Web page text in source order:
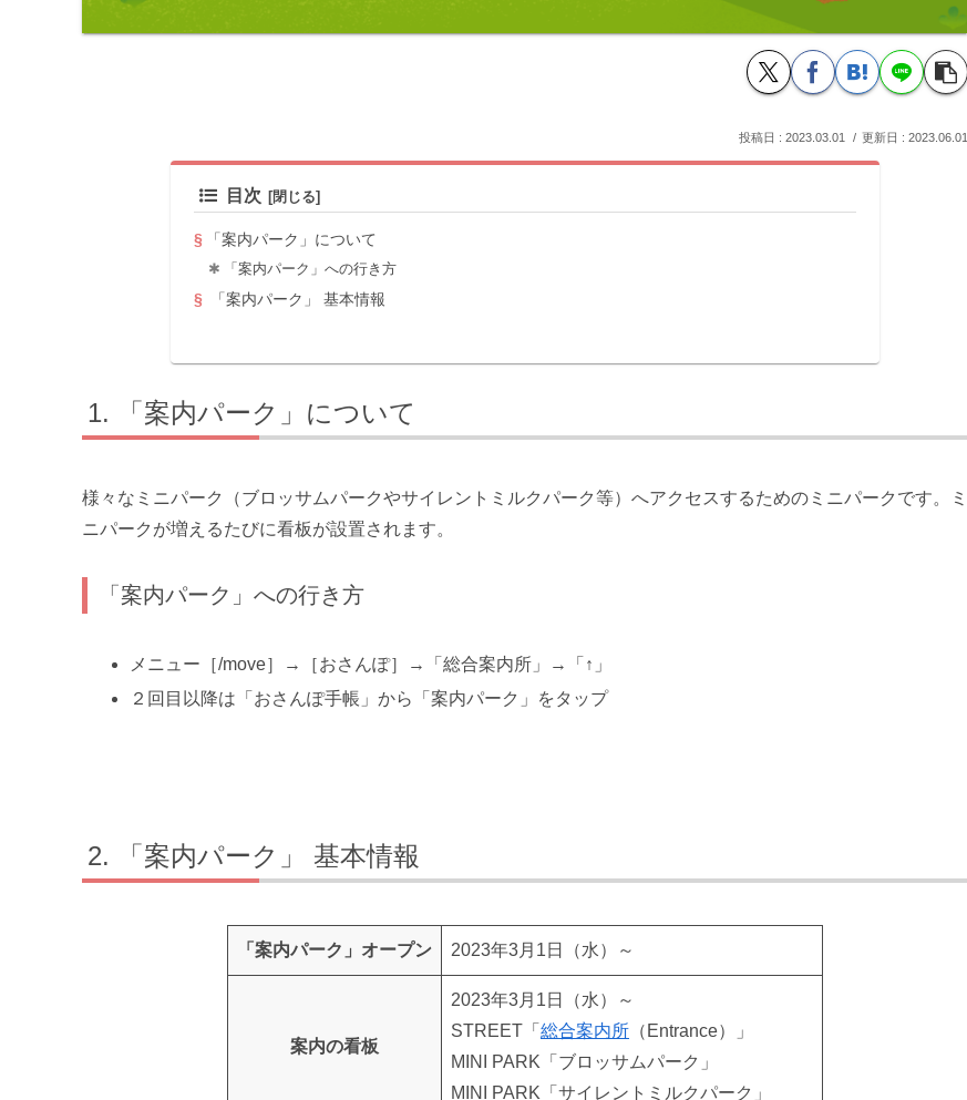
2023.03.01 2023.06.01
目次
「案内パーク」について
「案内パーク」への行き方
「案内パーク」 基本情報
「案内パーク」について
様々なミニパーク（ブロッサムパークやサイレントミルクパーク等）へアクセスするためのミニパークです。ミ
ニパークが増えるたびに看板が設置されます。
「案内パーク」への行き方
メニュー［/move］→［おさんぽ］→「総合案内所」→「↑」
２回目以降は「おさんぽ手帳」から「案内パーク」をタップ
「案内パーク」 基本情報
「案内パーク」オープン 2023年3月1日（水）～
案内の看板
2023年3月1日（水）～
STREET「 総合案内所 （Entrance）」
MINI PARK「ブロッサムパーク」
MINI PARK「サイレントミルクパーク」